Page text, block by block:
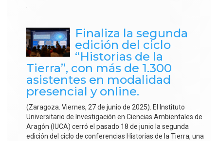
Finaliza la segunda
edición del ciclo
“Historias de la
Tierra”, con más de 1.300
asistentes en modalidad
presencial y online.
(Zaragoza. Viernes, 27 de junio de 2025). El Instituto
Universitario de Investigación en Ciencias Ambientales de
Aragón (IUCA) cerró el pasado 18 de junio la segunda
edición del ciclo de conferencias Historias de la Tierra, una